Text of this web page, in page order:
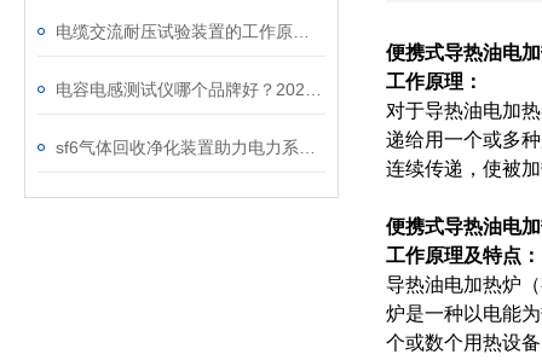
便携式导热油电
工作原理：
对于导热油电加
递给用一个或多
连续传递，使被
便携式导热油电
工作原理及特点：
导热油电加热炉
炉是一种以电能
个或数个用热设